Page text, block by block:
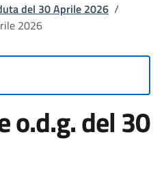
del 30 Aprile 2026 /
2026
o.d.g. del 30